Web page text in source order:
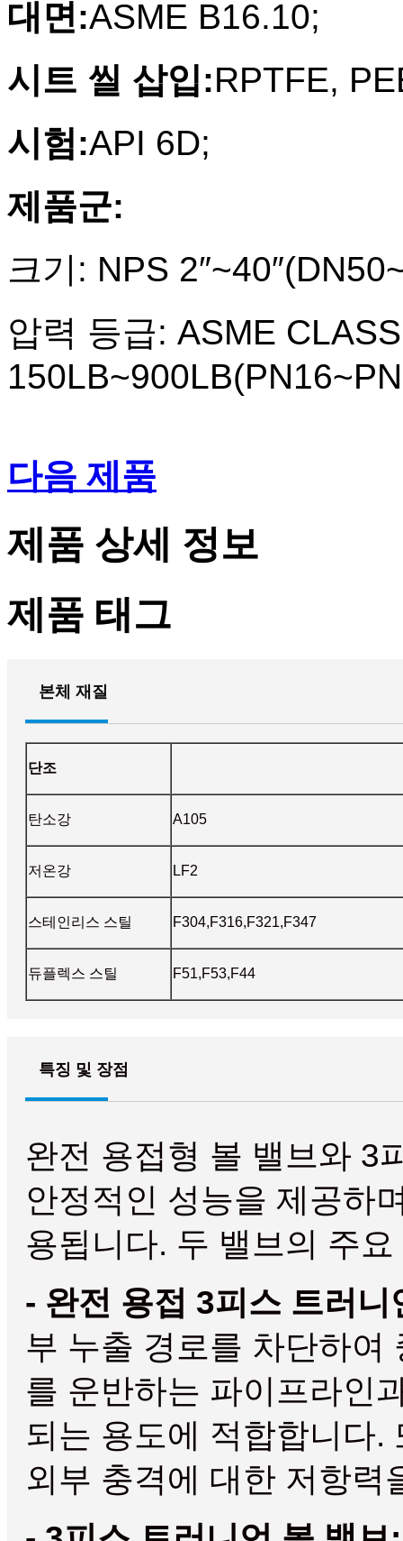
대면:ASME B16.10;
시트 씰 삽입:RPTFE,
시험:API 6D;
제품군:
크기: NPS
압력 등급: ASME CLASS
다음 제품
제품 상세 정보
제품 태그
본체 재질
단조
탄소강 A105
저온강 LF2
스테인리스 스틸 F304,F316,F321,F347
듀플렉스 스틸 F51,F53,F44
특징 및 장점
완전 용접형 볼 밸브와 3
안정적인 성능을 제공하
용됩니다. 두 밸브의 주
- 완전 용접 3피스 트러니
부 누출 경로를 차단하여
를 운반하는 파이프라인
되는 용도에 적합합니다.
외부 충격에 대한 저항력